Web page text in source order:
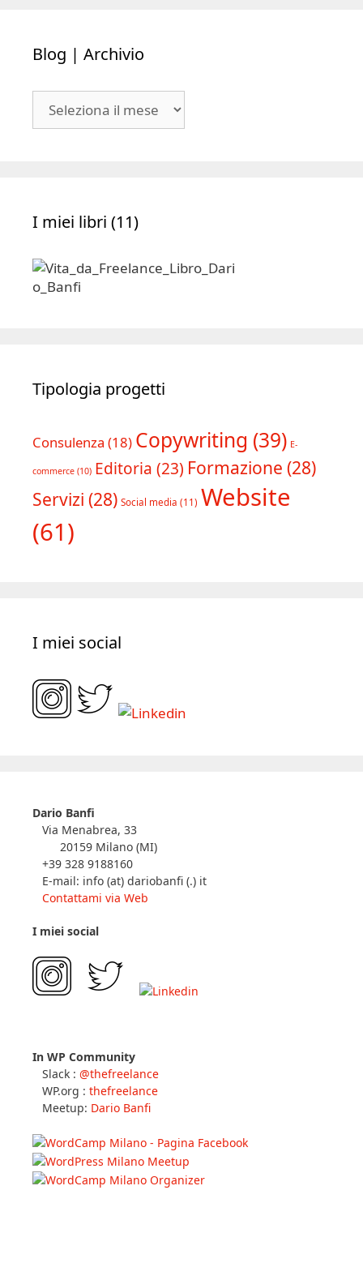
Blog | Archivio
I miei libri (11)
Tipologia progetti
Consulenza (18) Copywriting (39) E-
commerce (10) Editoria (23) Formazione (28)
Servizi (28) Social media (11) Website
(61)
I miei social
Dario Banfi
Via Menabrea, 33
20159 Milano (MI)
+39 328 9188160
E-mail: info (at) dariobanfi (.) it
Contattami via Web
I miei social
In WP Community
Slack : @thefreelance
WP.org : thefreelance
Meetup: Dario Banfi